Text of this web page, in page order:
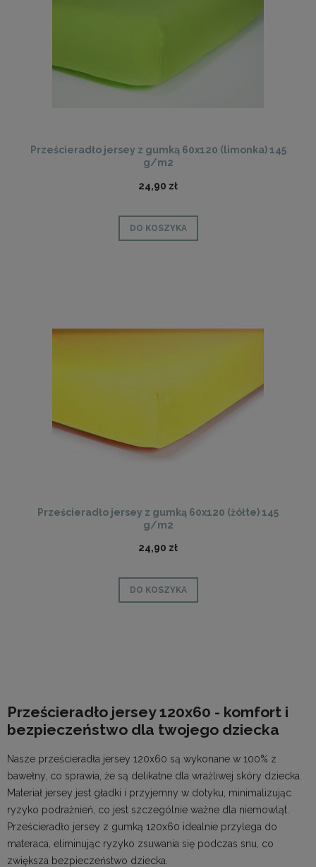
Prześcieradło jersey z gumką 60x120 (limonka) 145
g/m2
24,90 zł
DO KOSZYKA
Prześcieradło jersey z gumką 60x120 (żółte) 145
g/m2
24,90 zł
DO KOSZYKA
Prześcieradło jersey 120x60 - komfort i
bezpieczeństwo dla twojego dziecka
Nasze prześcieradła jersey 120x60 są wykonane w 100% z
bawełny, co sprawia, że są delikatne dla wrażliwej skóry dziecka.
Materiał jersey jest gładki i przyjemny w dotyku, minimalizując
ryzyko podrażnień, co jest szczególnie ważne dla niemowląt.
Prześcieradło jersey z gumką 120x60 idealnie przylega do
materaca, eliminując ryzyko zsuwania się podczas snu, co
zwiększa bezpieczeństwo dziecka.